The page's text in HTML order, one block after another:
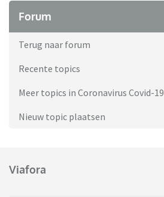
Forum
Terug naar forum
Recente topics
Meer topics in Coronavirus Covid-19
Nieuw topic plaatsen
Viafora